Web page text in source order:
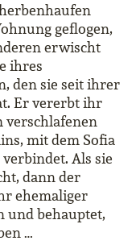
geflogen,
erwischt
ihres
den sie seit ihrer
Er vererbt ihr
verschlafenen
mit dem Sofia
Als sie
dann der
ehemaliger
und behauptet,
…